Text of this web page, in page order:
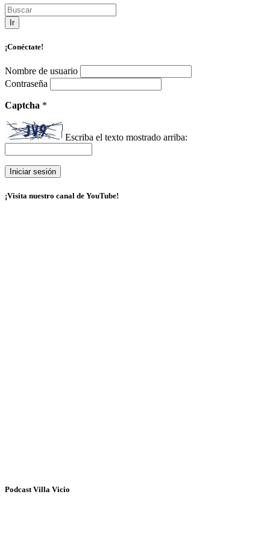
Ir
¡Conéctate!
Nombre de usuario
Contraseña
Captcha *
Escriba el texto mostrado arriba:
¡Visita nuestro canal de YouTube!
Podcast Villa Vicio